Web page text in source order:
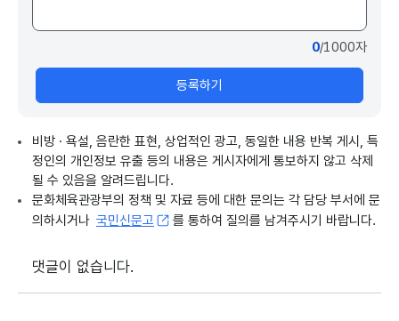
0/1000자
등록하기
비방 · 욕설, 음란한 표현, 상업적인 광고, 동일한 내용 반복 게시, 특
정인의 개인정보 유출 등의 내용은 게시자에게 통보하지 않고 삭제
될 수 있음을 알려드립니다.
문화체육관광부의 정책 및 자료 등에 대한 문의는 각 담당 부서에 문
의하시거나 국민신문고 를 통하여 질의를 남겨주시기 바랍니다.
댓글이 없습니다.